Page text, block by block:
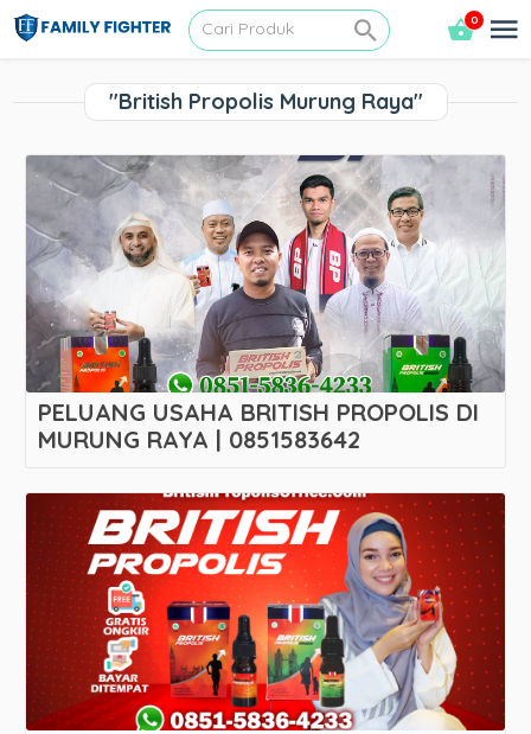
0
"British Propolis Murung Raya"
PELUANG USAHA BRITISH PROPOLIS DI
MURUNG RAYA | 0851583642